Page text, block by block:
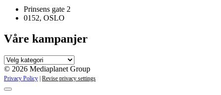
Prinsens gate 2
0152, OSLO
Våre kampanjer
Våre
kampanjer
© 2026 Mediaplanet Group
Privacy Policy Revise privacy settings